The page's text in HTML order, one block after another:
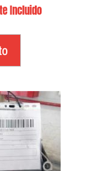
Incluido